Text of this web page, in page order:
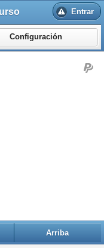
Entrar
Configuración
Arriba